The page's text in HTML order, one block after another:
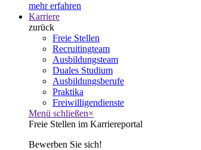
mehr erfahren
Karriere
zurück
Freie Stellen
Recruitingteam
Ausbildungsteam
Duales Studium
Ausbildungsberufe
Praktika
Freiwilligendienste
Menü schließen×
Freie Stellen im Karriereportal
Bewerben Sie sich!